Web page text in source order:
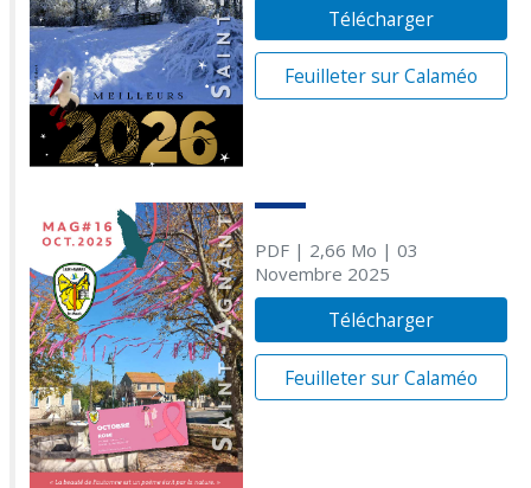
Télécharger
Feuilleter sur Calaméo
PDF| 2,66 Mo | 03
Novembre 2025
Télécharger
Feuilleter sur Calaméo